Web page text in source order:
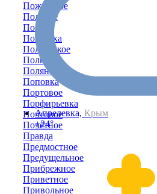
Апрелевка, Крым
+24°
Пожарское
Полевое
Пологи
Полтавка
Полтавское
Полюшко
Поляна
Поповка
Портовое
Порфирьевка
Почтовое
Почётное
Правда
Предмостное
Предущельное
Прибрежное
Приветное
Привольное